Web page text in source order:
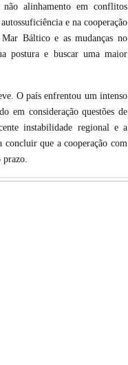
alinhamento em conflitos
e na cooperação
Báltico e as mudanças no
postura e buscar uma maior
O país enfrentou um intenso
em consideração questões de
instabilidade regional e a
concluir que a cooperação com